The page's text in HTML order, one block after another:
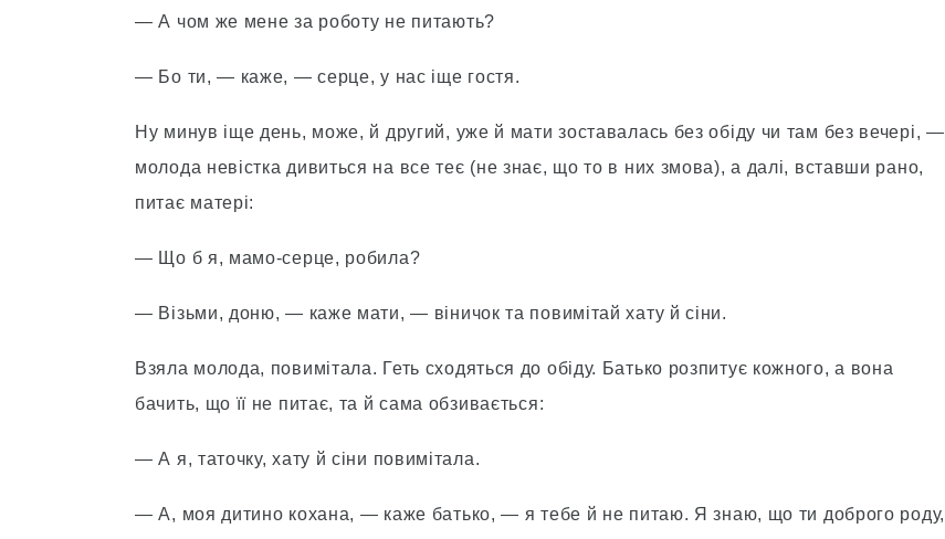
— А чом же мене за роботу не питають?
— Бо ти, — каже, — серце, у нас іще гостя.
Ну минув іще день, може, й другий, уже й мати зоставалась без обіду чи там без вечері, —
молода невістка дивиться на все теє (не знає, що то в них змова), а далі, вставши рано,
питає матері:
— Що б я, мамо-серце, робила?
— Візьми, доню, — каже мати, — віничок та повимітай хату й сіни.
Взяла молода, повимітала. Геть сходяться до обіду. Батько розпитує кожного, а вона
бачить, що її не питає, та й сама обзивається:
— А я, таточку, хату й сіни повимітала.
— А, моя дитино кохана, — каже батько, — я тебе й не питаю. Я знаю, що ти доброго роду,